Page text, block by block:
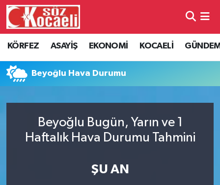
KÖRFEZ ASAYİŞ EKONOMİ KOCAELİ
Beyoğlu Hava Durumu
Beyoğlu Bugün, Yarın ve 1
Haftalık Hava Durumu Tahmini
ŞU AN
Kocaeli Hava Durumu
Kocaeli Namaz Vakitleri
Süper Lig Puan Durumu ve Fikstür